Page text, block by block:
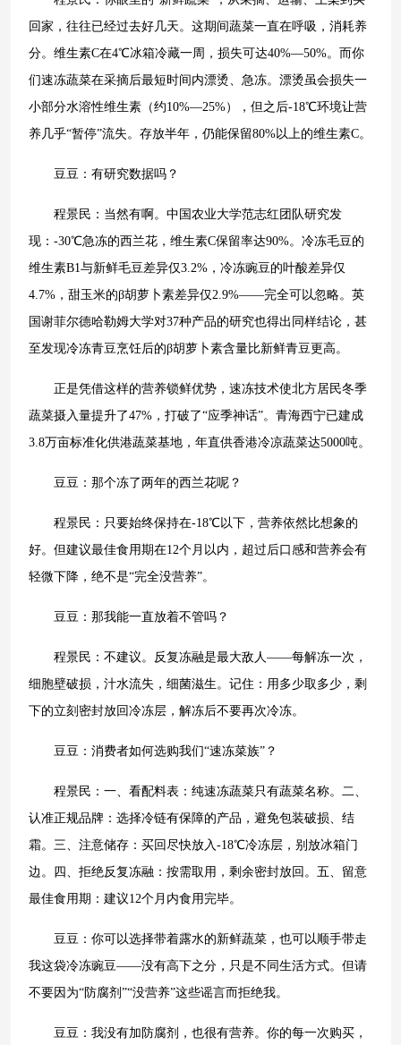
回家，往往已经过去好几天。这期间蔬菜一直在呼吸，消耗养
分。维生素C在4℃冰箱冷藏一周，损失可达40%—50%。而你
们速冻蔬菜在采摘后最短时间内漂烫、急冻。漂烫虽会损失一
小部分水溶性维生素（约10%—25%），但之后-18℃环境让营
养几乎“暂停”流失。存放半年，仍能保留80%以上的维生素C。
豆豆：有研究数据吗？
程景民：当然有啊。中国农业大学范志红团队研究发
现：-30℃急冻的西兰花，维生素C保留率达90%。冷冻毛豆的
维生素B1与新鲜毛豆差异仅3.2%，冷冻豌豆的叶酸差异仅
4.7%，甜玉米的β胡萝卜素差异仅2.9%——完全可以忽略。英
国谢菲尔德哈勒姆大学对37种产品的研究也得出同样结论，甚
至发现冷冻青豆烹饪后的β胡萝卜素含量比新鲜青豆更高。
正是凭借这样的营养锁鲜优势，速冻技术使北方居民冬季
蔬菜摄入量提升了47%，打破了“应季神话”。青海西宁已建成
3.8万亩标准化供港蔬菜基地，年直供香港冷凉蔬菜达5000吨。
豆豆：那个冻了两年的西兰花呢？
程景民：只要始终保持在-18℃以下，营养依然比想象的
好。但建议最佳食用期在12个月以内，超过后口感和营养会有
轻微下降，绝不是“完全没营养”。
豆豆：那我能一直放着不管吗？
程景民：不建议。反复冻融是最大敌人——每解冻一次，
细胞壁破损，汁水流失，细菌滋生。记住：用多少取多少，剩
下的立刻密封放回冷冻层，解冻后不要再次冷冻。
豆豆：消费者如何选购我们“速冻菜族”？
程景民：一、看配料表：纯速冻蔬菜只有蔬菜名称。二、
认准正规品牌：选择冷链有保障的产品，避免包装破损、结
霜。三、注意储存：买回尽快放入-18℃冷冻层，别放冰箱门
边。四、拒绝反复冻融：按需取用，剩余密封放回。五、留意
最佳食用期：建议12个月内食用完毕。
豆豆：你可以选择带着露水的新鲜蔬菜，也可以顺手带走
我这袋冷冻豌豆——没有高下之分，只是不同生活方式。但请
不要因为“防腐剂”“没营养”这些谣言而拒绝我。
豆豆：我没有加防腐剂，也很有营养。你的每一次购买，